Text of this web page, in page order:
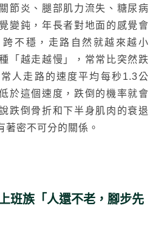
節炎、腿部肌力流失、糖尿病
變鈍，年長者對地面的感覺會
不穩，走路自然就越來越小
「越走越慢」，常常比突然跌
人走路的速度平均每秒1.3公
於這個速度，跌倒的機率就會
跌倒骨折和下半身肌肉的衰退
著密不可分的關係。
班族「人還不老，腳步先